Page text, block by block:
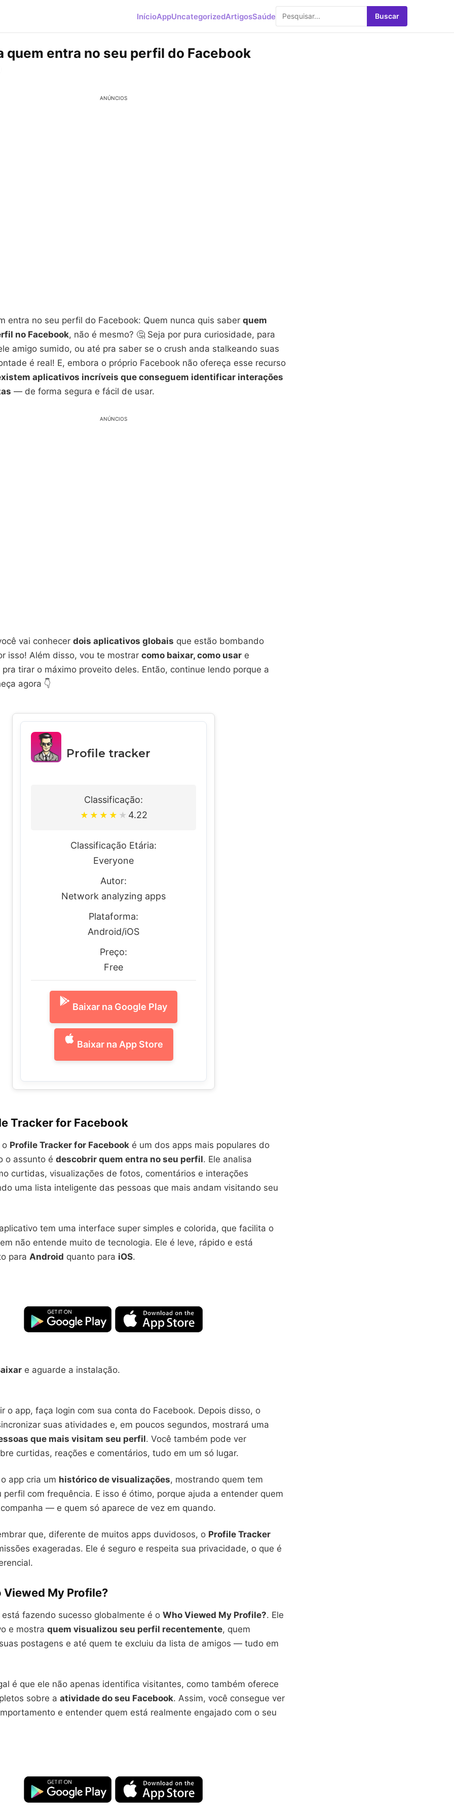
InícioAppUncategorizedArtigosSaúde Buscar
quem entra no seu perfil do Facebook
ANÚNCIOS
entra no seu perfil do Facebook: Quem nunca quis saber quem
no Facebook, não é mesmo? 🤔 Seja por pura curiosidade, para
amigo sumido, ou até pra saber se o crush anda stalkeando suas
é real! E, embora o próprio Facebook não ofereça esse recurso
aplicativos incríveis que conseguem identificar interações
— de forma segura e fácil de usar.
ANÚNCIOS
vai conhecer dois aplicativos globais que estão bombando
isso! Além disso, vou te mostrar como baixar, como usar e
tirar o máximo proveito deles. Então, continue lendo porque a
agora 👇
Profile tracker
Classificação:
★ ★ ★ ★ ★ 4.22
Classificação Etária:
Everyone
Autor:
Network analyzing apps
Plataforma:
Android/iOS
Preço:
Free
Baixar na Google Play
Baixar na App Store
Tracker for Facebook
o Profile Tracker for Facebook é um dos apps mais populares do
o assunto é descobrir quem entra no seu perfil. Ele analisa
curtidas, visualizações de fotos, comentários e interações
uma lista inteligente das pessoas que mais andam visitando seu
tem uma interface super simples e colorida, que facilita o
não entende muito de tecnologia. Ele é leve, rápido e está
para Android quanto para iOS.
e aguarde a instalação.
o app, faça login com sua conta do Facebook. Depois disso, o
suas atividades e, em poucos segundos, mostrará uma
que mais visitam seu perfil. Você também pode ver
curtidas, reações e comentários, tudo em um só lugar.
app cria um histórico de visualizações, mostrando quem tem
perfil com frequência. E isso é ótimo, porque ajuda a entender quem
— e quem só aparece de vez em quando.
que, diferente de muitos apps duvidosos, o Profile Tracker
exageradas. Ele é seguro e respeita sua privacidade, o que é
Viewed My Profile?
está fazendo sucesso globalmente é o Who Viewed My Profile?. Ele
e mostra quem visualizou seu perfil recentemente, quem
postagens e até quem te excluiu da lista de amigos — tudo em
é que ele não apenas identifica visitantes, como também oferece
sobre a atividade do seu Facebook. Assim, você consegue ver
e entender quem está realmente engajado com o seu